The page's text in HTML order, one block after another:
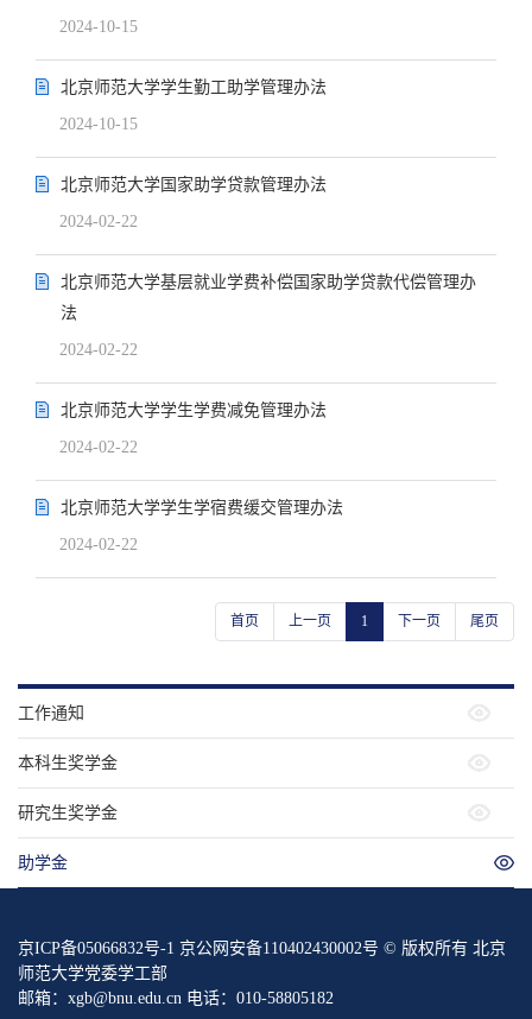
2024-10-15
北京师范大学学生勤工助学管理办法
2024-10-15
北京师范大学国家助学贷款管理办法
2024-02-22
北京师范大学基层就业学费补偿国家助学贷款代偿管理办
法
2024-02-22
北京师范大学学生学费减免管理办法
2024-02-22
北京师范大学学生学宿费缓交管理办法
2024-02-22
首页 上一页 1 下一页 尾页
工作通知
本科生奖学金
研究生奖学金
助学金
京ICP备05066832号-1 京公网安备110402430002号 © 版权所有 北京
师范大学党委学工部
邮箱：xgb@bnu.edu.cn 电话：010-58805182